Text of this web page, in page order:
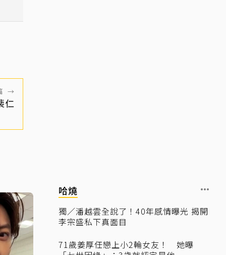
→
仁
哈燒
獨／潘越雲全說了！40年感情曝光 揭開
李宗盛私下真面目
71歲姜厚任戀上小2輪女友！ 她曝